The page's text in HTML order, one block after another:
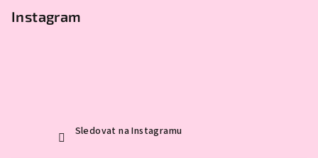
Instagram
Sledovat na Instagramu